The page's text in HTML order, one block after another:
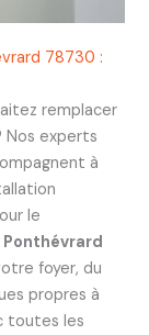
78730 :
remplacer
Nos experts
à
le
Ponthévrard
foyer, du
propres à
toutes les